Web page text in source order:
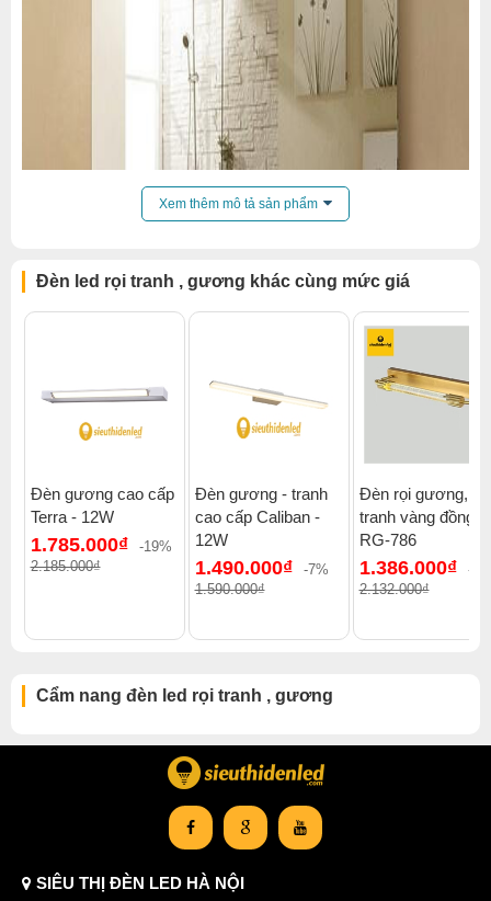
Xem thêm:
Đèn led rọi tranh , gương đèn led rọi tranh, gương gx lighting
Xem thêm mô tả sản phẩm
Đèn led rọi tranh , gương khác cùng mức giá
Đèn gương cao cấp
Terra - 12W
1.785.000₫
-19%
2.185.000₫
Đèn gương - tranh
cao cấp Caliban -
12W
1.490.000₫
-7%
1.590.000₫
Đèn rọi gương, rọi
tranh vàng đồng
RG-786
1.386.000₫
-
2.132.000₫
Cẩm nang đèn led rọi tranh , gương
SIÊU THỊ ĐÈN LED HÀ NỘI